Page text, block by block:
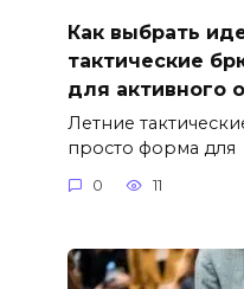
Как выбрать
тактические
для активного
Летние
просто форма для
0 11